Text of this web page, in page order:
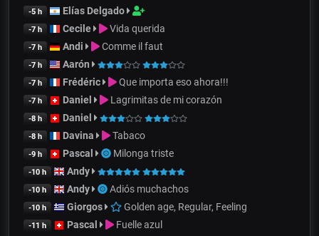
-5 h Elías Delgado
-7 h Cecile Vida querida
-7 h Andi Comme il faut
-7 h Aarón
-7 h Frédéric Que importa eso ahora!!!
-7 h Daniel Lagrimitas de mi corazón
-8 h Daniel
-8 h Davina Tabaco
-9 h Pascal Milonga triste
-10 h Andy
-10 h Andy Adiós muchachos
-10 h Giorgos Golden age, Regular, Feeling
-11 h Pascal Fuelle azul